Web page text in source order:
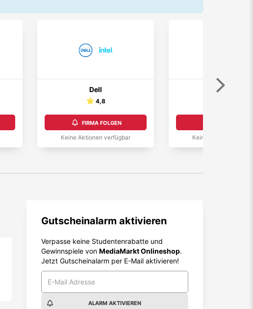
Dell
4,8
FIRMA FOLGEN
Keine Aktionen verfügbar
Alza
Keine Aktionen
Gutscheinalarm aktivieren
Verpasse keine Studentenrabatte und
Gewinnspiele von MediaMarkt Onlineshop.
Jetzt Gutscheinalarm per E-Mail aktivieren!
ALARM AKTIVIEREN